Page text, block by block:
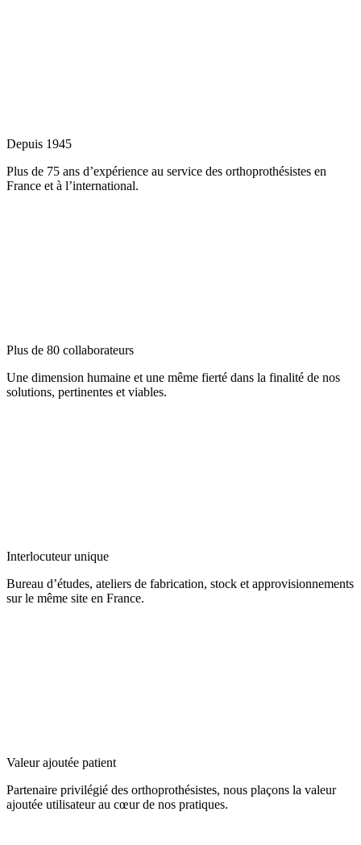
Depuis 1945
Plus de 75 ans d’expérience au service des orthoprothésistes en
France et à l’international.
Plus de 80 collaborateurs
Une dimension humaine et une même fierté dans la finalité de nos
solutions, pertinentes et viables.
Interlocuteur unique
Bureau d’études, ateliers de fabrication, stock et approvisionnements
sur le même site en France.
Valeur ajoutée patient
Partenaire privilégié des orthoprothésistes, nous plaçons la valeur
ajoutée utilisateur au cœur de nos pratiques.